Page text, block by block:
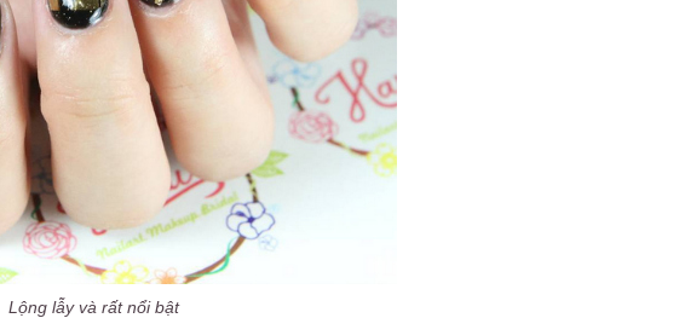
Lộng lẫy và rất nổi bật